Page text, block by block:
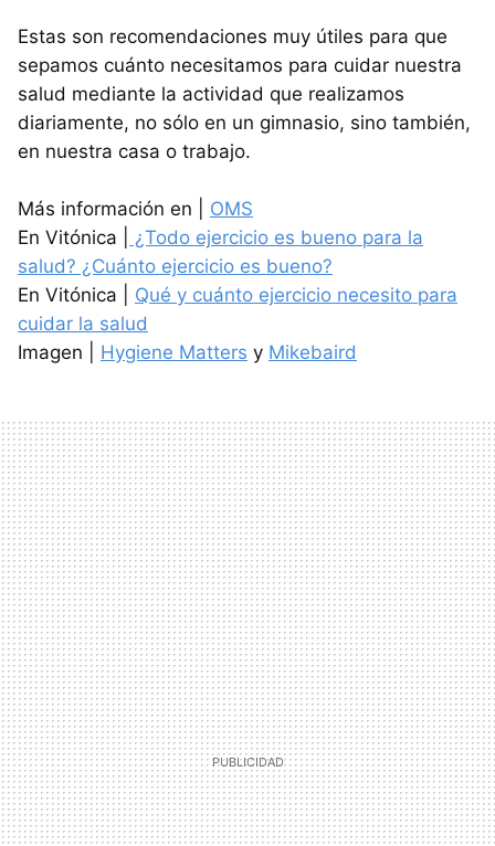
Estas son recomendaciones muy útiles para que
sepamos cuánto necesitamos para cuidar nuestra
salud mediante la actividad que realizamos
diariamente, no sólo en un gimnasio, sino también,
en nuestra casa o trabajo.
Más información en | OMS
En Vitónica |
¿Todo ejercicio es bueno para la
salud? ¿Cuánto ejercicio es bueno?
En Vitónica | Qué y cuánto ejercicio necesito para
cuidar la salud
Imagen | Hygiene Matters y Mikebaird